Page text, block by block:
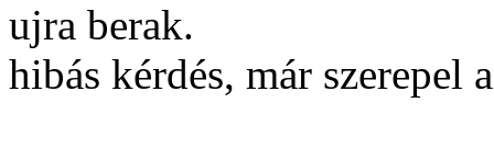
ujra berak.
hibás kérdés, már szerepel